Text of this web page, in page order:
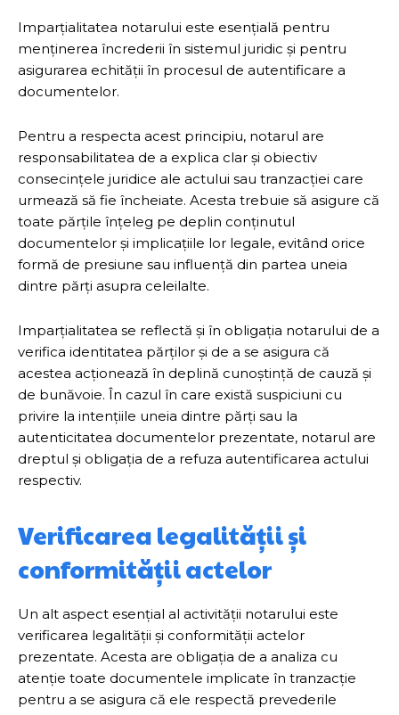
Imparțialitatea notarului este esențială pentru
menținerea încrederii în sistemul juridic și pentru
asigurarea echității în procesul de autentificare a
documentelor.
Pentru a respecta acest principiu, notarul are
responsabilitatea de a explica clar și obiectiv
consecințele juridice ale actului sau tranzacției care
urmează să fie încheiate. Acesta trebuie să asigure că
toate părțile înțeleg pe deplin conținutul
documentelor și implicațiile lor legale, evitând orice
formă de presiune sau influență din partea uneia
dintre părți asupra celeilalte.
Imparțialitatea se reflectă și în obligația notarului de a
verifica identitatea părților și de a se asigura că
acestea acționează în deplină cunoștință de cauză și
de bunăvoie. În cazul în care există suspiciuni cu
privire la intențiile uneia dintre părți sau la
autenticitatea documentelor prezentate, notarul are
dreptul și obligația de a refuza autentificarea actului
respectiv.
Verificarea legalității și
conformității actelor
Un alt aspect esențial al activității notarului este
verificarea legalității și conformității actelor
prezentate. Acesta are obligația de a analiza cu
atenție toate documentele implicate în tranzacție
pentru a se asigura că ele respectă prevederile